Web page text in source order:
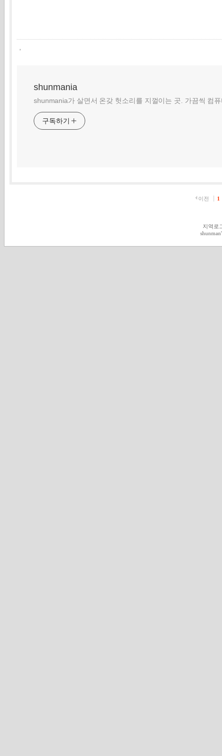
shunmania
shunmania가 살면서 온갖 헛소리를 지껄이는 곳. 가끔씩 컴
구독하기
이전 1
지역로
shunman